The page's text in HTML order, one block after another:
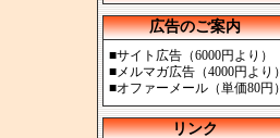
広告のご案内
■サイト広告（6000円より）
■メルマガ広告（4000円より）
■オファーメール（単価80円）
リンク